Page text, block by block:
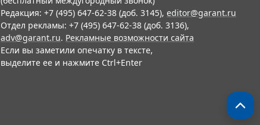
Редакция: +7 (495) 647-62-38 (доб. 3145), editor@garant.ru
Отдел рекламы: +7 (495) 647-62-38 (доб. 3136),
adv@garant.ru. Рекламные возможности сайта
Если вы заметили опечатку в тексте,
выделите ее и нажмите Ctrl+Enter